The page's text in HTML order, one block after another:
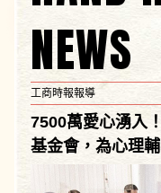
NEWS
工商時報報導
7500萬愛心湧入
基金會，為心理